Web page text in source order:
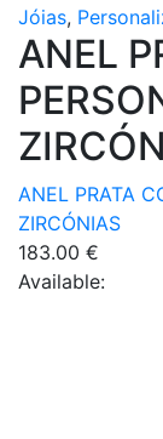
Jóias,
ANEL
ANEL PRATA
ZIRCÓNIAS
183.00 €
Available: